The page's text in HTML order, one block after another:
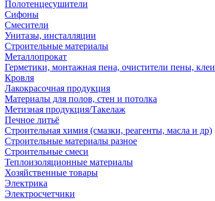
Полотенцесушители
Сифоны
Смесители
Унитазы, инсталляции
Строительные материалы
Металлопрокат
Герметики, монтажная пена, очистители пены, клеи
Кровля
Лакокрасочная продукция
Материалы для полов, стен и потолка
Метизная продукция/Такелаж
Печное литьё
Строительная химия (смазки, реагенты, масла и др)
Строительные материалы разное
Строительные смеси
Теплоизоляционные материалы
Хозяйственные товары
Электрика
Электросчетчики